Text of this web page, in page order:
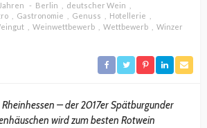
Berlin
deutscher Wein
Gastronomie Genuss
Hotellerie
Weinwettbewerb Wettbewerb Winzer
– der 2017er Spätburgunder
wird zum besten Rotwein